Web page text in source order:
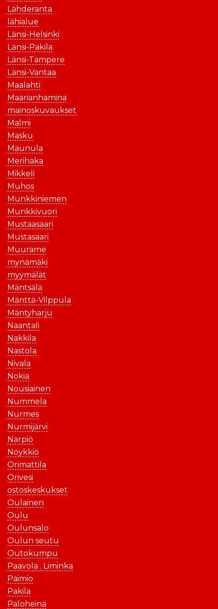
Lähderanta
lähialue
Länsi-Helsinki
Länsi-Pakila
Länsi-Tampere
Länsi-Vantaa
Maalahti
Maarianhamina
mainoskuvaukset
Malmi
Masku
Maunula
Merihaka
Mikkeli
Muhos
Munkkiniemen
Munkkivuori
Mustaasaari
Mustasaari
Muurame
mynämäki
myymälät
Mäntsälä
Mänttä-Vilppula
Mäntyharju
Naantali
Nakkila
Nastola
Nivala
Nokia
Nousiainen
Nummela
Nurmes
Nurmijärvi
Närpiö
Nöykkiö
Orimattila
Orivesi
ostoskeskukset
Oulainen
Oulu
Oulunsalo
Oulun seutu
Outokumpu
Paavola . Liminka
Paimio
Pakila
Paloheinä